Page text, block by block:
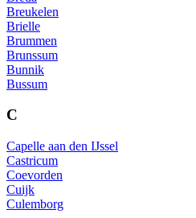
Breukelen
Brielle
Brummen
Brunssum
Bunnik
Bussum
C
Capelle aan den IJssel
Castricum
Coevorden
Cuijk
Culemborg